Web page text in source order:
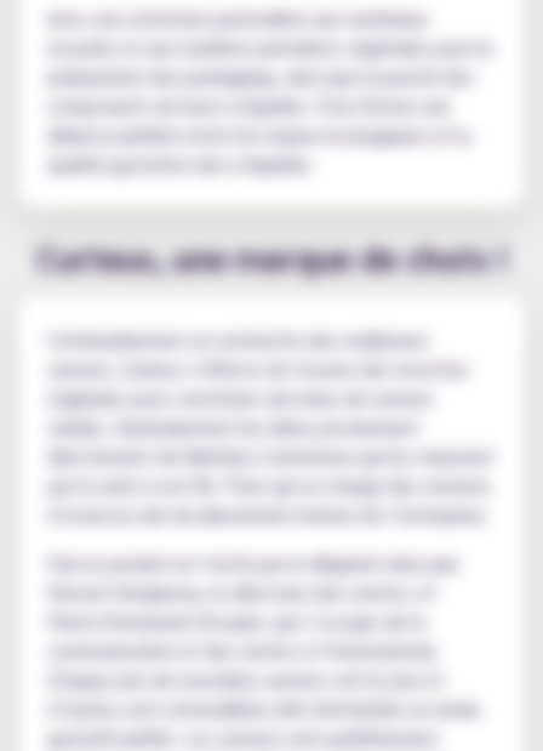
Avec une attention particulière aux matériaux
recyclés et aux matières premières végétales pour la
préparation des packagings, ainsi que la pureté des
alliance parfaite entre les enjeux écologiques et la
qualité gustative des e-liquides.
Curieux, une marque de choix !
Continuellement en recherche des meilleures
originales pour constituer une base de saveurs
directement de Mathieu Czernichow qui les transmet
d’essai au sein du laboratoire interne de l’entreprise.
Puis le produit est testé par le dirigeant ainsi que
Vincent Kerglonou, le directeur des ventes, et
Pierre-Emmanuel Docquin, qui s’occupe de la
Chaque jour de nouvelles saveurs voit le jour et
d’autres sont retravaillées afin d'atteindre un rendu
gustatif parfait. Les saveurs sont parfaitement